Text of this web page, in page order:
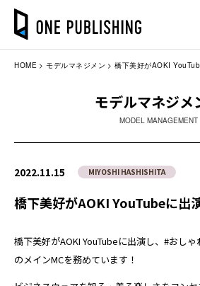
HOME モデルマネジメン 橋下美好がAOKI
モデルマネジメ
MODEL MANAGEMENT
2022.11.15 MIYOSHI HASHISHITA
橋下美好がAOKI YouTubeに出
橋下美好がAOKI YouTubeに出演し、#おし
のメインMCを務めています！